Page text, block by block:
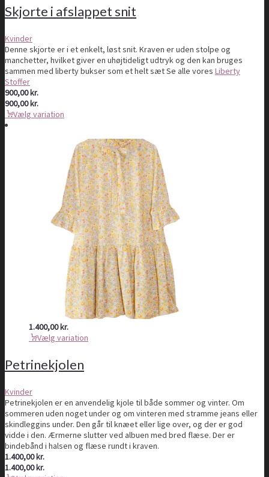
Skjorte i afslappet snit
Kvinder
Denne skjorte er i et enkelt, løst snit. Kraven er uden stolpe og
manchetter, hvilket giver en uhøjtideligt udtryk og den kan bruges
sammen med liberty bukser som et helt sæt Se alle vores Liberty
Stoffer
900,00kr.
900,00kr.
Vælg variation
1.400,00kr.
Vælg variation
Petrinekjolen
Kvinder
Petrinekjolen er en anvendelig kjole til både sommer og vinter. Om
sommeren uden noget under og om vinteren med stramme jeans eller
skindleggins under. Den går til knæet eller lige over, og der er god
vidde i den. Ærmerne slutter ved albuen med bred flæse. Der er
bindebånd i halsen og flæse rundt i kraven.
1.400,00kr.
1.400,00kr.